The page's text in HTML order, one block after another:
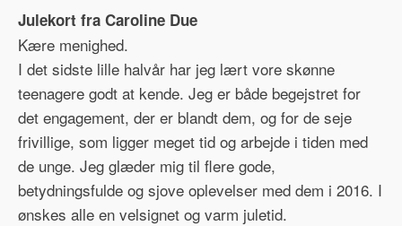
Julekort fra Caroline Due
Kære menighed.
I det sidste lille halvår har jeg lært vore skønne
teenagere godt at kende. Jeg er både begejstret for
det engagement, der er blandt dem, og for de seje
frivillige, som ligger meget tid og arbejde i tiden med
de unge. Jeg glæder mig til flere gode,
betydningsfulde og sjove oplevelser med dem i 2016. I
ønskes alle en velsignet og varm juletid.